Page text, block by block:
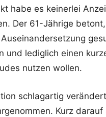
habe es keinerlei
Der 61-Jährige
und lediglich einen
nutzen wollen.
schlagartig
Kurz